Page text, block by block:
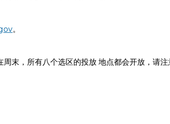
。
末，所有八个选区的投放 地点都会开放，请注